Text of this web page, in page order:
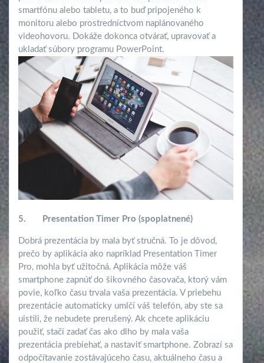
smartfónu alebo tabletu, a to buď pripojeného k
monitoru alebo prostredníctvom naplánovaného
videohovoru. Dokáže dokonca otvárať, upravovať a
ukladať súbory programu PowerPoint.
5. Presentation Timer Pro (spoplatnené)
Dobrá prezentácia by mala byť stručná. To je dôvod,
prečo by aplikácia ako napríklad Presentation Timer
Pro, mohla byť užitočná. Aplikácia môže váš
smartphone zapnúť do šikovného časovača, ktorý vám
povie, koľko času trvala vaša prezentácia. V priebehu
prezentácie automaticky umlčí váš telefón, aby ste sa
uistili, že nebudete prerušený. Ak chcete aplikáciu
použiť, stačí zadať čas ako dlho by mala vaša
prezentácia prebiehať, a nastaviť smartphone. Zobrazí sa
odpočítavanie zostávajúceho času, aktuálneho času a